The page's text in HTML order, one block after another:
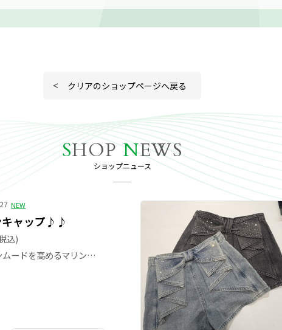
クリアのショップページへ戻る
SHOPNEWS
ショップニュース
NEW
キャップ♪♪
込)
シーズンムードを高めるマリンキャップ★ 程よいボリューム感のあるシルエットで、小顔見せ効果も期待できる優秀アイテム◎ シンプルながら存在感のあるデザインが、コーディネートにこなれたアクセントをプラス♪